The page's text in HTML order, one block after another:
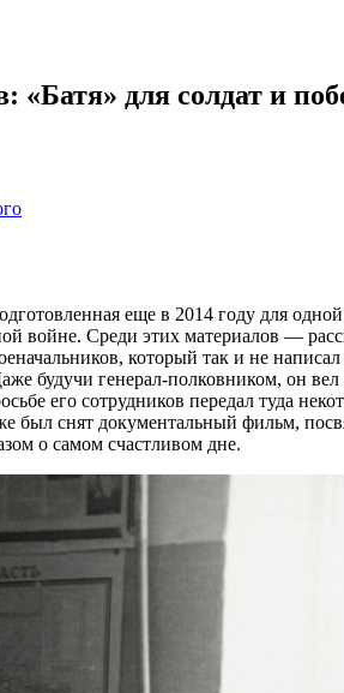
для солдат и
еще в 2014 году для
войне. Среди этих материалов —
который так и не
будучи генерал-полковником, он
его сотрудников передал туда
был снят документальный фильм,
о самом счастливом дне.